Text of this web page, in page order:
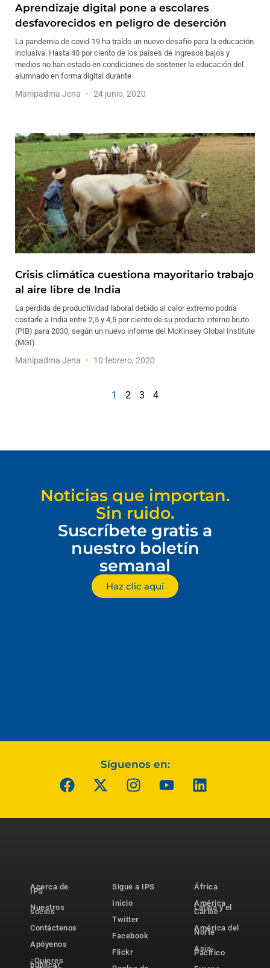
Aprendizaje digital pone a escolares
desfavorecidos en peligro de deserción
La pandemia de covid-19 ha traído un nuevo desafío para la educación
inclusiva. Hasta 40 por ciento de los países de ingresos bajos y
medios no han estado en condiciones de sostener la educación del
alumnado en forma digital durante
Manipadma Jena 24 junio, 2020
Crisis climática cuestiona mayoritario trabajo
al aire libre de India
La pérdida de productividad laboral debido al calor extremo podría
costarle a India entre 2,5 y 4,5 por ciento de su producto interno bruto
(PIB) para 2030, según un nuevo informe del McKinsey Global Institute
(MGI).
Manipadma Jena 10 febrero, 2020
1 2 3 4
Noticias que importan.
Sin ruido.
Suscríbete gratis a
nuestro boletín
semanal
Haz clic aquí
Síguenos en:
Acerca de
IPS
Nuestros
socios
Contáctenos
Apóyenos
¿Quieres
publicar
Sigue a IPS
Inicio
Twitter
Facebook
Flickr
África
América
Latina y el
Caribe
América del
Norte
Asia-
Pacífico